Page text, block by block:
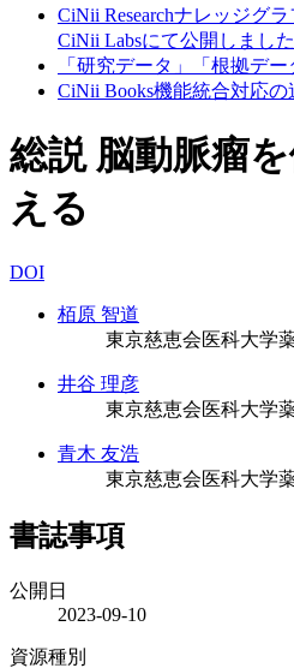
CiNii Researchナレッジグ
CiNii Labsにて公開しました
「研究データ」「根拠デ
CiNii Books機能統合対応
総説 脳動脈瘤
える
DOI
栢原 智道
東京慈恵会医科大学
井谷 理彦
東京慈恵会医科大学
青木 友浩
東京慈恵会医科大学
書誌事項
公開日
2023-09-10
資源種別